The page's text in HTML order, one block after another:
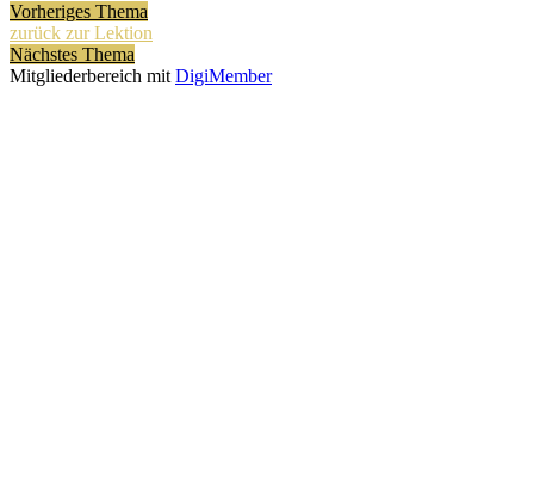
Vorheriges Thema
zurück zur Lektion
Nächstes Thema
Mitgliederbereich mit DigiMember